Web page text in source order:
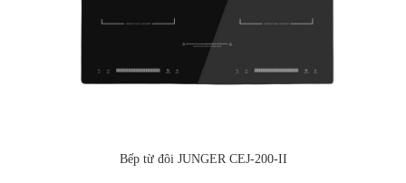
Bếp từ đôi JUNGER CEJ-200-II